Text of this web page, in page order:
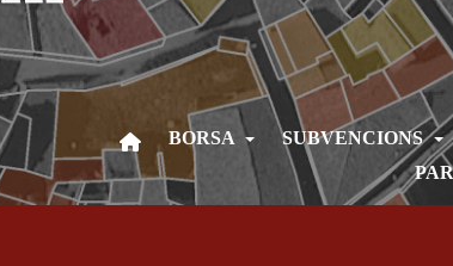
BORSA SUBVENCIONS